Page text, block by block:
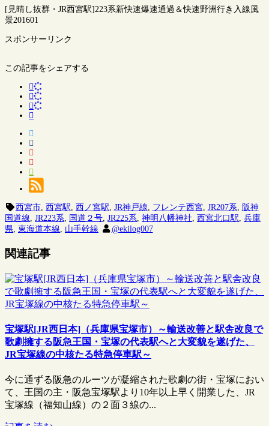
[見晴し抜群・JR西宮駅]223系新快速爆速通過＆快速野洲行き入線風
景201601
スポンサーリンク
この記事をシェアする
西宮市, 西宮駅, 西ノ宮駅, JR神戸線, フレンテ西宮, JR207系, 阪神
国道線, JR223系, 国道２号, JR225系, 神明八幡神社, 西宮北口駅, 兵庫
県, 東海道本線, 山手幹線 @ekilog007
関連記事
宝塚駅[JR西日本]（兵庫県宝塚市）～輸送改善と駅舎改良で
歌劇擁する阪急王国・宝塚の代表駅へと大変貌を遂げた、
JR宝塚線の中核たる特急停車駅～
今に通ずる阪急のルーツが凝縮された歌劇の街・宝塚におい
て、王国の主・阪急宝塚駅より10年以上早く開業した、JR
宝塚線（福知山線）の２面３線の...